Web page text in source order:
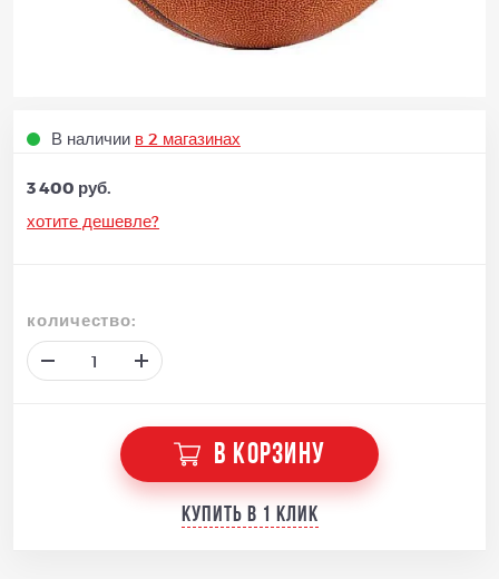
В наличии в 2 магазинах
3 400 руб.
хотите дешевле?
количество:
В КОРЗИНУ
Купить в 1 клик